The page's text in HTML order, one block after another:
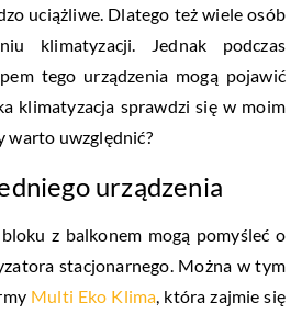
uciążliwe. Dlatego też wiele osób
klimatyzacji. Jednak podczas
tego urządzenia mogą pojawić
klimatyzacja sprawdzi się w moim
warto uwzględnić?
urządzenia
z balkonem mogą pomyśleć o
stacjonarnego. Można w tym
Multi Eko Klima, która zajmie się